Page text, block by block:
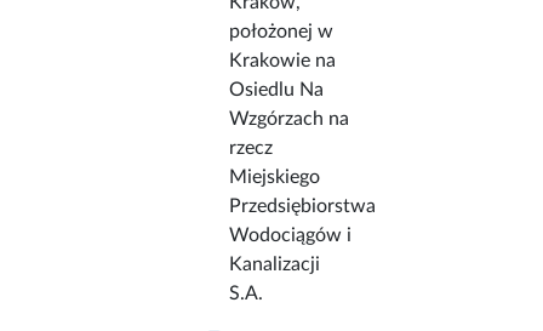
położonej w
Krakowie na
Osiedlu Na
Wzgórzach na
rzecz
Miejskiego
Przedsiębiorstwa
Wodociągów i
Kanalizacji
S.A.